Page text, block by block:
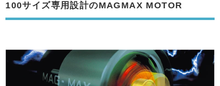
100サイズ専用設計のMAGMAX MOTOR